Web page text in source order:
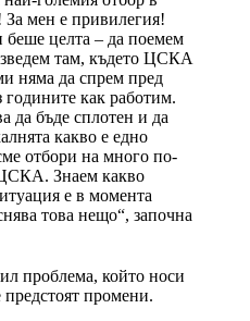
мен е привилегия!
целта – да поемем
там, където ЦСКА
няма да спрем пред
как работим.
да бъде сплотен и да
какво е едно
отбори на много по-
Знаем какво
е в момента
това нещо“, започна
проблемa, който носи
предстоят промени.